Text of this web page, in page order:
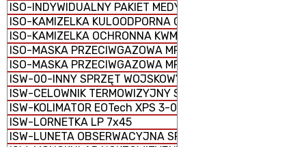
ISO-INDYWIDUALNY PAKIET MEDYCZNY IPMED 45 WP
ISO-KAMIZELKA KULOODPORNA GRYF PLATE CARRIER
ISO-KAMIZELKA OCHRONNA KWM-02
ISO-MASKA PRZECIWGAZOWA MP-5
ISO-MASKA PRZECIWGAZOWA MP-6
ISW-00-INNY SPRZĘT WOJSKOWY
ISW-CELOWNIK TERMOWIZYJNY SCT-RUBIN
ISW-KOLIMATOR EOTech XPS 3-0
ISW-LORNETKA LP 7x45
ISW-LUNETA OBSERWACYJNA SPOTTER 60